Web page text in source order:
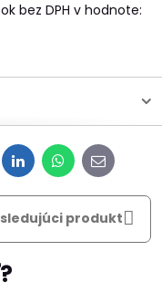
bez DPH v hodnote:
LinkedInWhatsApp
E-
mail
produkt